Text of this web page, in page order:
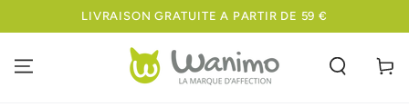
IGNORER LELIVRAISON GRATUITE A PARTIR DE 59 €
Panier